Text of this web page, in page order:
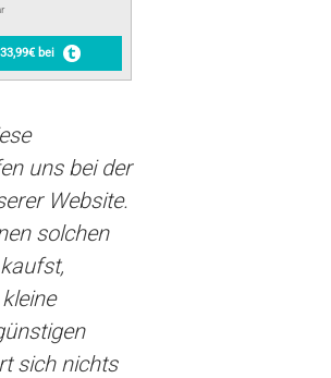
33,99€ bei
uns bei der
Website.
solchen
sich nichts